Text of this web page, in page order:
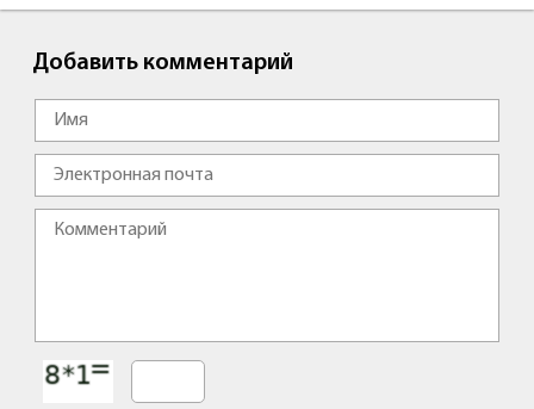
Добавить комментарий